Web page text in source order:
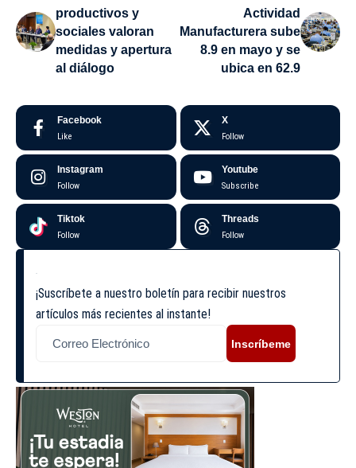
productivos y
sociales valoran
medidas y apertura
al diálogo
Actividad
Manufacturera sube
8.9 en mayo y se
ubica en 62.9
Facebook
Like
X
Follow
Instagram
Follow
Youtube
Subscribe
Tiktok
Follow
Threads
Follow
¡Suscríbete a nuestro boletín para recibir nuestros
artículos más recientes al instante!
Inscríbeme